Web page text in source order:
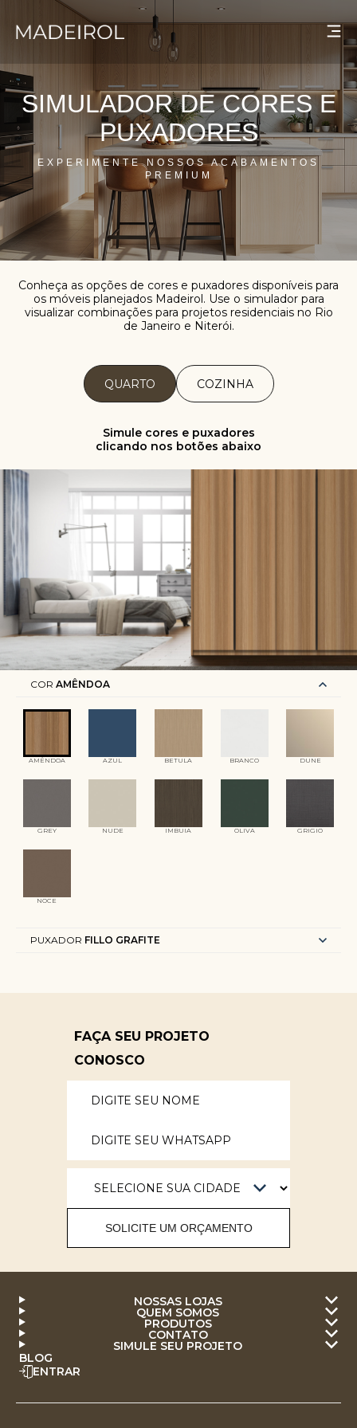
QUEM SOMOS
NOSSAS LOJAS
PRODUTOS
CONTATO
SIMULE SEU PROJETO
SIMULADOR DE CORES E
PUXADORES
EXPERIMENTE NOSSOS ACABAMENTOS
PREMIUM
Conheça as opções de cores e puxadores disponíveis para
os móveis planejados Madeirol. Use o simulador para
visualizar combinações para projetos residenciais no Rio
de Janeiro e Niterói.
QUARTO COZINHA
COR AMÊNDOA
AMÊNDOA AZUL BETULA BRANCO DUNE
GREY NUDE IMBUIA OLIVA GRIGIO
NOCE
PUXADOR FILLO GRAFITE
Simule cores e puxadores
clicando nos botões abaixo
FAÇA SEU PROJETO
CONOSCO
SOLICITE UM ORÇAMENTO
NOSSAS LOJAS
QUEM SOMOS
PRODUTOS
CONTATO
SIMULE SEU PROJETO
BLOG
ENTRAR